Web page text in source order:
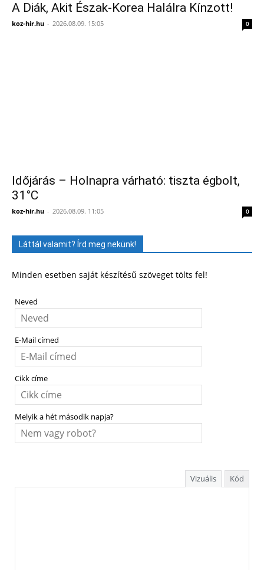
A Diák, Akit Észak-Korea Halálra Kínzott!
koz-hir.hu - 2026.08.09. 15:05 0
Időjárás – Holnapra várható: tiszta égbolt,
31°C
koz-hir.hu - 2026.08.09. 11:05 0
Láttál valamit? Írd meg nekünk!
Minden esetben saját készítésű szöveget tölts fel!
Neved
E-Mail címed
Cikk címe
Melyik a hét második napja?
Vizuális Kód